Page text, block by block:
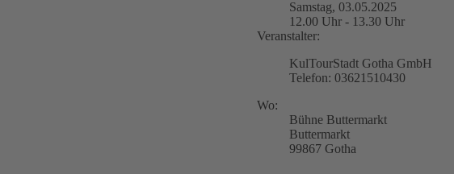
Samstag, 03.05.2025
12.00 Uhr - 13.30 Uhr
Veranstalter:
KulTourStadt Gotha GmbH
Telefon: 03621510430
Wo:
Bühne Buttermarkt
Buttermarkt
99867 Gotha